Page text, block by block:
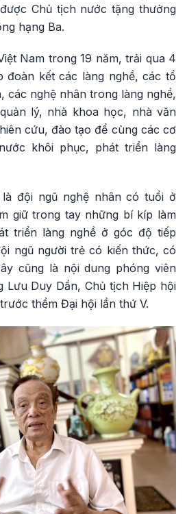
Chủ tịch nước tặng thưởng
hạng Ba.
Nam trong 19 năm, trải qua 4
đoàn kết các làng nghề, các tổ
các nghệ nhân trong làng nghề,
lý, nhà khoa học, nhà văn
cứu, đào tạo để cùng các cơ
khôi phục, phát triển làng
đội ngũ nghệ nhân có tuổi ở
giữ trong tay những bí kíp làm
triển làng nghề ở góc độ tiếp
ngũ người trẻ có kiến thức, có
cũng là nội dung phóng viên
Lưu Duy Dần, Chủ tịch Hiệp hội
thềm Đại hội lần thứ V.